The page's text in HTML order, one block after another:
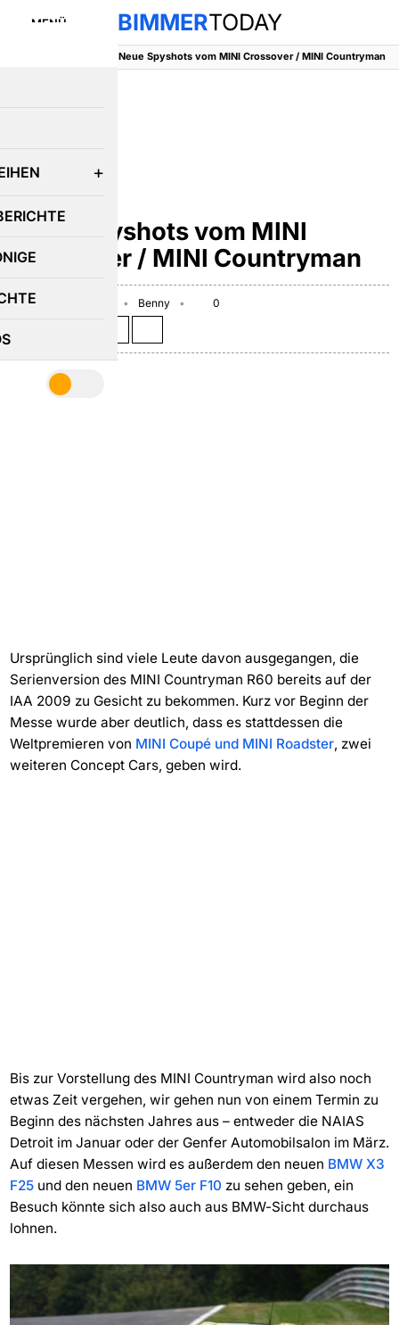
MENÜ BIMMERTODAY
Neue Spyshots vom MINI Crossover / MINI Countryman
Neue Spyshots vom MINI
Crossover / MINI Countryman
September 21, 2009 Benny
0
Ursprünglich sind viele Leute davon ausgegangen, die
Serienversion des MINI Countryman R60 bereits auf der
IAA 2009 zu Gesicht zu bekommen. Kurz vor Beginn der
Messe wurde aber deutlich, dass es stattdessen die
Weltpremieren von MINI Coupé und MINI Roadster, zwei
weiteren Concept Cars, geben wird.
Bis zur Vorstellung des MINI Countryman wird also noch
etwas Zeit vergehen, wir gehen nun von einem Termin zu
Beginn des nächsten Jahres aus – entweder die NAIAS
Detroit im Januar oder der Genfer Automobilsalon im März.
Auf diesen Messen wird es außerdem den neuen BMW X3
F25und den neuen BMW 5er F10 zu sehen geben, ein
Besuch könnte sich also auch aus BMW-Sicht durchaus
lohnen.